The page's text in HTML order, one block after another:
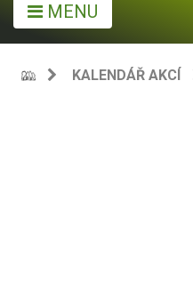
MENU
KALENDÁŘ AKCÍ